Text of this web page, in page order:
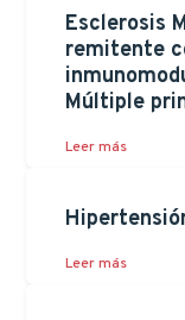
Esclerosis
remitente
Múltiple
Leer más
Leer más